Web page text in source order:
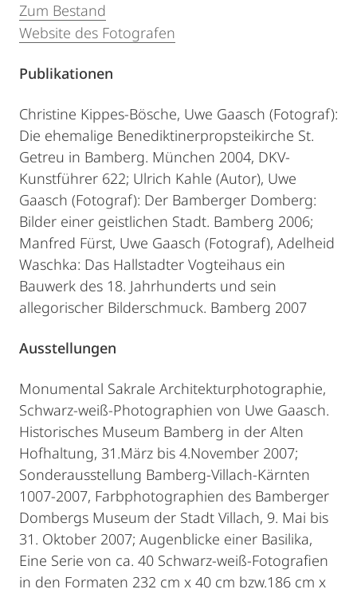
Zum Bestand
Website des Fotografen
Publikationen
Christine Kippes-Bösche, Uwe Gaasch (Fotograf):
Die ehemalige Benediktinerpropsteikirche St.
Getreu in Bamberg. München 2004, DKV-
Kunstführer 622; Ulrich Kahle (Autor), Uwe
Gaasch (Fotograf): Der Bamberger Domberg:
Bilder einer geistlichen Stadt. Bamberg 2006;
Manfred Fürst, Uwe Gaasch (Fotograf), Adelheid
Waschka: Das Hallstadter Vogteihaus ein
Bauwerk des 18. Jahrhunderts und sein
allegorischer Bilderschmuck. Bamberg 2007
Ausstellungen
Monumental Sakrale Architekturphotographie,
Schwarz-weiß-Photographien von Uwe Gaasch.
Historisches Museum Bamberg in der Alten
Hofhaltung, 31.März bis 4.November 2007;
Sonderausstellung Bamberg-Villach-Kärnten
1007-2007, Farbphotographien des Bamberger
Dombergs Museum der Stadt Villach, 9. Mai bis
31. Oktober 2007; Augenblicke einer Basilika,
Eine Serie von ca. 40 Schwarz-weiß-Fotografien
in den Formaten 232 cm x 40 cm bzw.186 cm x